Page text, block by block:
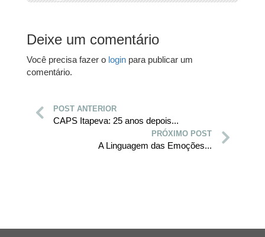
Deixe um comentário
Você precisa fazer o login para publicar um
comentário.
POST ANTERIOR
CAPS Itapeva: 25 anos depois...
PRÓXIMO POST
A Linguagem das Emoções...